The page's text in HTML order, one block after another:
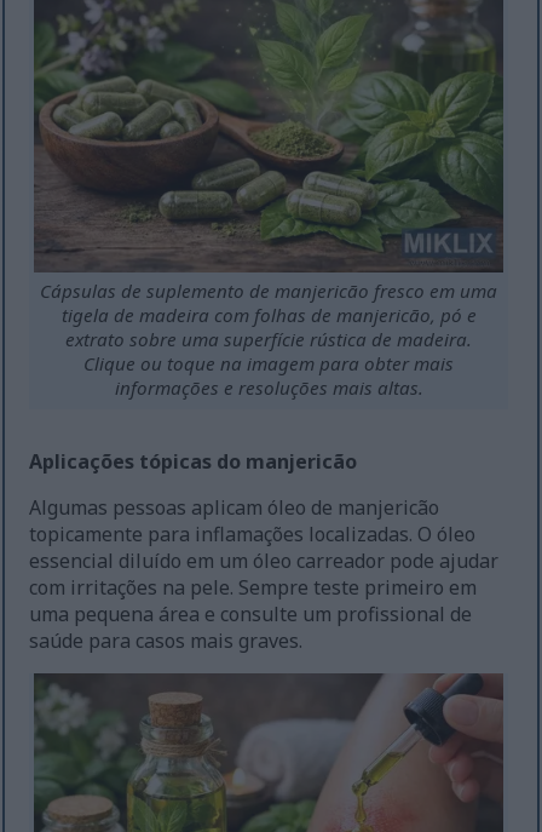
Cápsulas de suplemento de manjericão fresco em uma
tigela de madeira com folhas de manjericão, pó e
extrato sobre uma superfície rústica de madeira.
Clique ou toque na imagem para obter mais
informações e resoluções mais altas.
Aplicações tópicas do manjericão
Algumas pessoas aplicam óleo de manjericão
topicamente para inflamações localizadas. O óleo
essencial diluído em um óleo carreador pode ajudar
com irritações na pele. Sempre teste primeiro em
uma pequena área e consulte um profissional de
saúde para casos mais graves.